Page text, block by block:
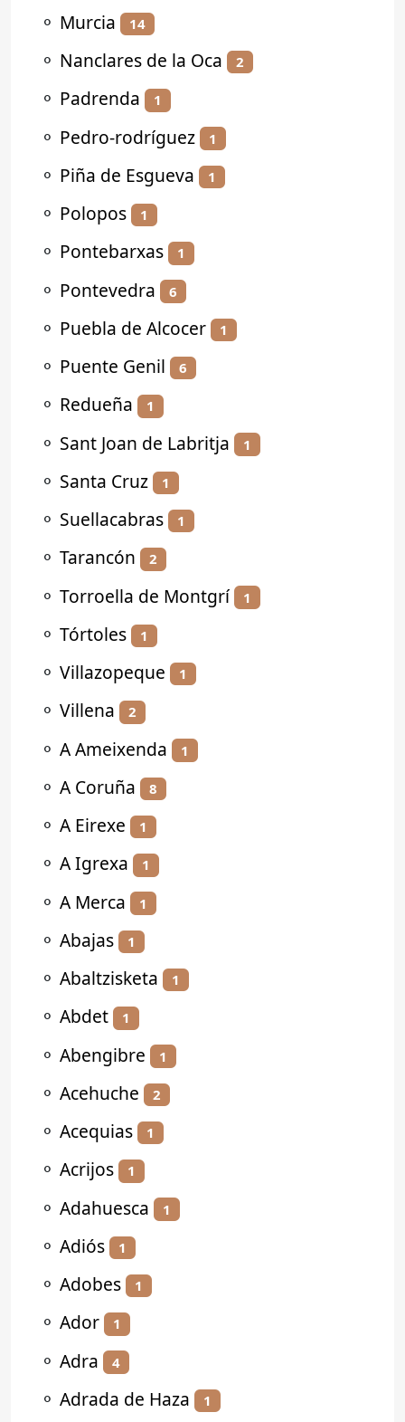
⚬ Murcia 14
⚬ Nanclares de la Oca 2
⚬ Padrenda 1
⚬ Pedro-rodríguez 1
⚬ Piña de Esgueva 1
⚬ Polopos 1
⚬ Pontebarxas 1
⚬ Pontevedra 6
⚬ Puebla de Alcocer 1
⚬ Puente Genil 6
⚬ Redueña 1
⚬ Sant Joan de Labritja 1
⚬ Santa Cruz 1
⚬ Suellacabras 1
⚬ Tarancón 2
⚬ Torroella de Montgrí 1
⚬ Tórtoles 1
⚬ Villazopeque 1
⚬ Villena 2
⚬ A Ameixenda 1
⚬ A Coruña 8
⚬ A Eirexe 1
⚬ A Igrexa 1
⚬ A Merca 1
⚬ Abajas 1
⚬ Abaltzisketa 1
⚬ Abdet 1
⚬ Abengibre 1
⚬ Acehuche 2
⚬ Acequias 1
⚬ Acrijos 1
⚬ Adahuesca 1
⚬ Adiós 1
⚬ Adobes 1
⚬ Ador 1
⚬ Adra 4
⚬ Adrada de Haza 1